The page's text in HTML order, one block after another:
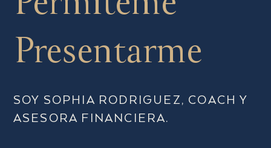
Presentarme
SOY SOPHIA RODRIGUEZ, COACH Y
ASESORA FINANCIERA.